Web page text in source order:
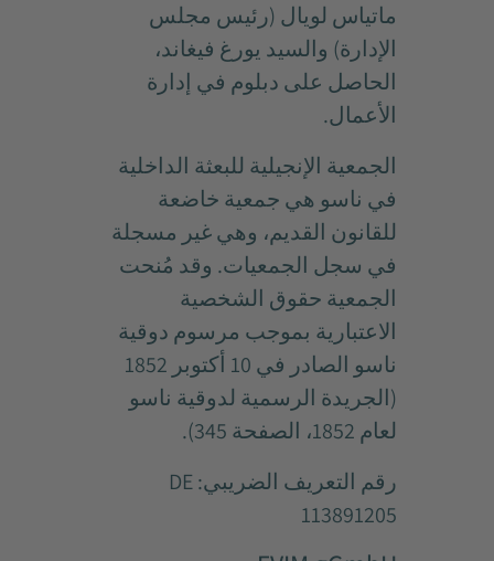
ماتياس لويال (رئيس مجلس
الإدارة) والسيد يورغ فيغاند،
الحاصل على دبلوم في إدارة
الأعمال.
الجمعية الإنجيلية للبعثة الداخلية
في ناسو هي جمعية خاضعة
للقانون القديم، وهي غير مسجلة
في سجل الجمعيات. وقد مُنحت
الجمعية حقوق الشخصية
الاعتبارية بموجب مرسوم دوقية
ناسو الصادر في 10 أكتوبر 1852
(الجريدة الرسمية لدوقية ناسو
لعام 1852، الصفحة 345).
رقم التعريف الضريبي: DE
113891205